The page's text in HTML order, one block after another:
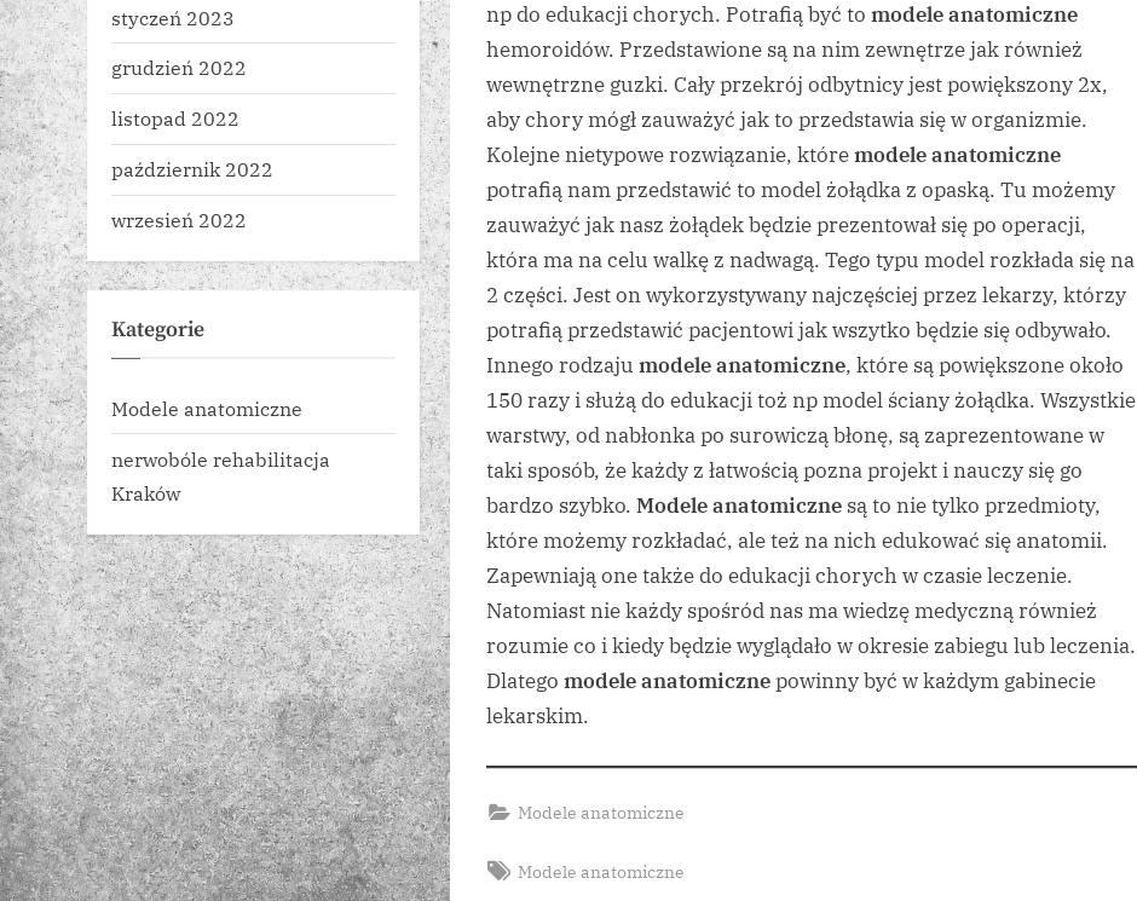
np do edukacji chorych. Potrafią być to modele anatomiczne
hemoroidów. Przedstawione są na nim zewnętrze jak również
wewnętrzne guzki. Cały przekrój odbytnicy jest powiększony 2x,
aby chory mógł zauważyć jak to przedstawia się w organizmie.
Kolejne nietypowe rozwiązanie, któremodele anatomiczne
potrafią nam przedstawić to model żołądka z opaską. Tu możemy
zauważyć jak nasz żołądek będzie prezentował się po operacji,
która ma na celu walkę z nadwagą. Tego typu model rozkłada się na
2 części. Jest on wykorzystywany najczęściej przez lekarzy, którzy
potrafią przedstawić pacjentowi jak wszytko będzie się odbywało.
Innego rodzaju modele anatomiczne, które są powiększone około
150 razy i służą do edukacji toż np model ściany żołądka. Wszystkie
warstwy, od nabłonka po surowiczą błonę, są zaprezentowane w
taki sposób, że każdy z łatwością pozna projekt i nauczy się go
bardzo szybko. Modele anatomiczne są to nie tylko przedmioty,
które możemy rozkładać, ale też na nich edukować się anatomii.
Zapewniają one także do edukacji chorych w czasie leczenie.
Natomiast nie każdy spośród nas ma wiedzę medyczną również
rozumie co i kiedy będzie wyglądało w okresie zabiegu lub leczenia.
Dlatego modele anatomicznepowinny być w każdym gabinecie
lekarskim.
Modele anatomiczne
Tags:
Modele anatomiczne
styczeń 2023
grudzień 2022
listopad 2022
październik 2022
wrzesień 2022
Kategorie
Modele anatomiczne
nerwobóle rehabilitacja
Kraków